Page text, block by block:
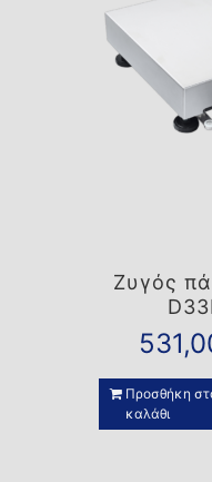
Ζυγός
Προσθήκη
καλάθι